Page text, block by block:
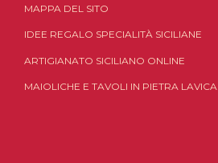
MAPPA DEL SITO
IDEE REGALO SPECIALITÀ SICILIANE
ARTIGIANATO SICILIANO ONLINE
MAIOLICHE E TAVOLI IN PIETRA LAVICA